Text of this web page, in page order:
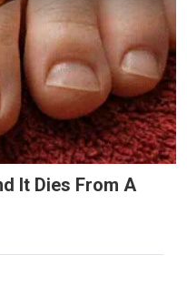
It Dies From A